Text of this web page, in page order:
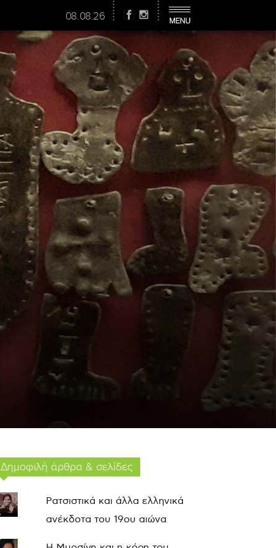
08.08.26
Δημοφιλή άρθρα & σελίδες
Ρατσιστικά και άλλα ελληνικά
ανέκδοτα του 19ου αιώνα